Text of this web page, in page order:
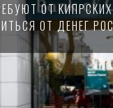
ОТ
ОТ ДЕНЕГ